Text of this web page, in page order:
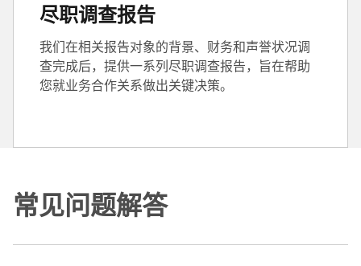
尽职调查报告
我们在相关报告对象的背景、财务和声誉状况调
查完成后，提供一系列尽职调查报告，旨在帮助
您就业务合作关系做出关键决策。
常见问题解答